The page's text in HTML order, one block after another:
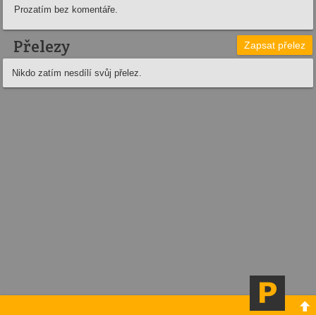
Prozatím bez komentáře.
Přelezy Zapsat přelez
Nikdo zatím nesdílí svůj přelez.
